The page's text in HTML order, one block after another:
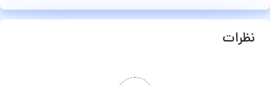
نظرات